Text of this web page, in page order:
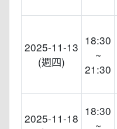
2025-11-13
(週四)
18:30
~
21:30
2025-11-18
18:30
~